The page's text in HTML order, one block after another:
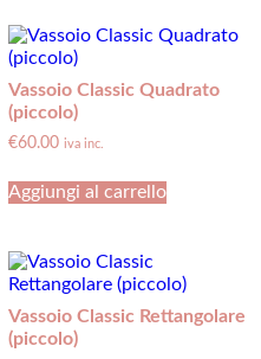
Vassoio Classic Quadrato
(piccolo)
€60.00 iva inc.
Aggiungi al carrello
Vassoio Classic Rettangolare
(piccolo)